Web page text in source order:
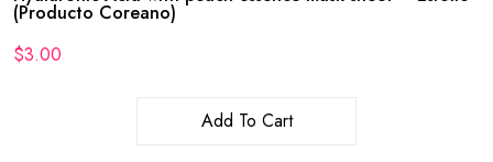
(Producto Coreano)
$3.00
Add To Cart